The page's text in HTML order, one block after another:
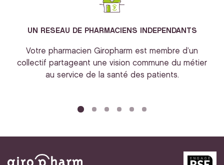
UN RESEAU DE PHARMACIENS INDEPENDANTS
Votre pharmacien Giropharm est membre d’un
collectif partageant une vision commune du métier
au service de la santé des patients.